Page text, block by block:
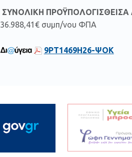
ΣΥΝΟΛΙΚΗ
36.988,41€ συμπ/νου ΦΠΑ
9ΡΤ1469Η26-ΨΟΚ